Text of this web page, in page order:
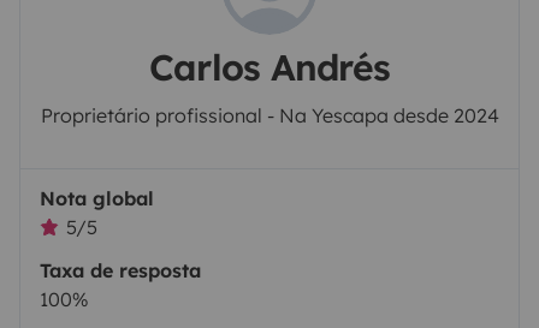
Carlos Andrés
Proprietário profissional - Na Yescapa desde 2024
Nota global
5/5
Taxa de resposta
100%